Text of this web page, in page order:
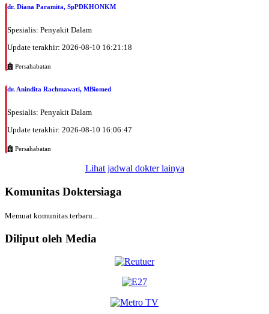
dr. Diana Paramita, SpPDKHONKM
Spesialis: Penyakit Dalam
Update terakhir: 2026-08-10 16:21:18
Persahabatan
dr. Anindita Rachmawati, MBiomed
Spesialis: Penyakit Dalam
Update terakhir: 2026-08-10 16:06:47
Persahabatan
Lihat jadwal dokter lainya
Komunitas Doktersiaga
Memuat komunitas terbaru...
Diliput oleh Media